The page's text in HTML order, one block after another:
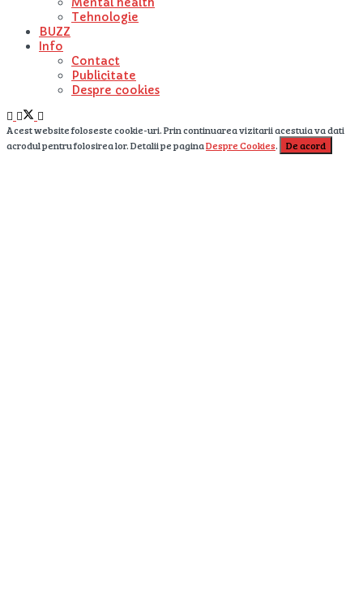
Tehnologie
BUZZ
Info
Contact
Publicitate
Despre cookies
Acest website foloseste cookie-uri. Prin continuarea vizitarii acestuia va dati
acrodul pentru folosirea lor. Detalii pe paginaDespre Cookies. De acord